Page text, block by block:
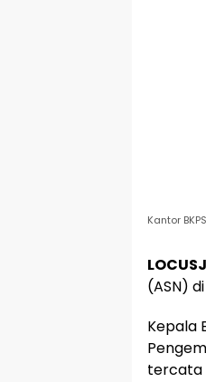
Kantor
(ASN)
Kepala
tercata